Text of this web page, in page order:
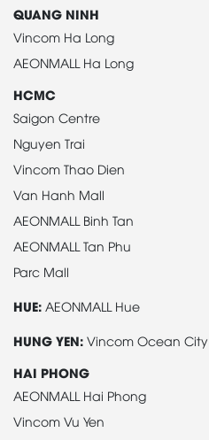
QUANG NINH
Vincom Ha Long
AEONMALL Ha Long
HCMC
Saigon Centre
Nguyen Trai
Vincom Thao Dien
Van Hanh Mall
AEONMALL Binh Tan
AEONMALL Tan Phu
Parc Mall
HUE: AEONMALL Hue
HUNG YEN: Vincom Ocean City
HAI PHONG
AEONMALL Hai Phong
Vincom Vu Yen